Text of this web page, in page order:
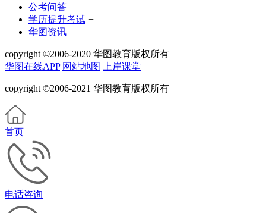
公考问答
学历提升考试 +
华图资讯 +
copyright ©2006-2020 华图教育版权所有
华图在线APP 网站地图 上岸课堂
copyright ©2006-2021 华图教育版权所有
首页
电话咨询